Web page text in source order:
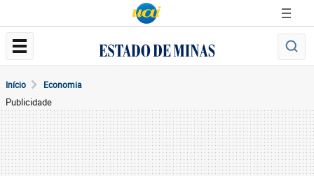
Início Economia
Publicidade